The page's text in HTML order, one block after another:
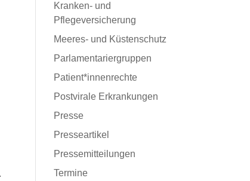
Kranken- und
Pflegeversicherung
Meeres- und Küstenschutz
Parlamentariergruppen
Patient*innenrechte
Postvirale Erkrankungen
Presse
Presseartikel
Pressemitteilungen
Termine